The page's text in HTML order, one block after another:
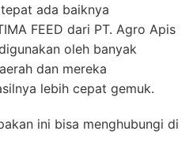
ada baiknya
FEED dari PT. Agro Apis
oleh banyak
dan mereka
lebih cepat gemuk.
ini bisa menghubungi di